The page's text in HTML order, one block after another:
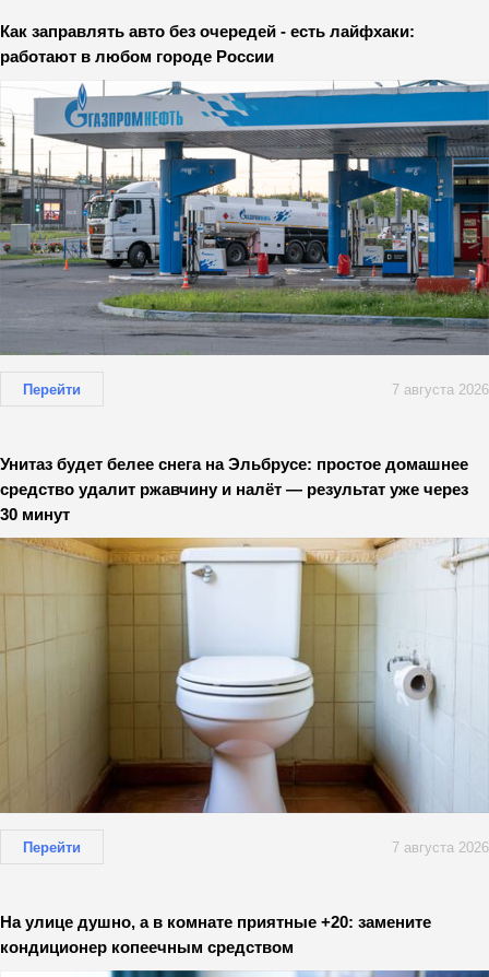
Как заправлять авто без очередей - есть лайфхаки:
работают в любом городе России
Перейти 7 августа 2026
Унитаз будет белее снега на Эльбрусе: простое домашнее
средство удалит ржавчину и налёт — результат уже через
30 минут
Перейти 7 августа 2026
На улице душно, а в комнате приятные +20: замените
кондиционер копеечным средством